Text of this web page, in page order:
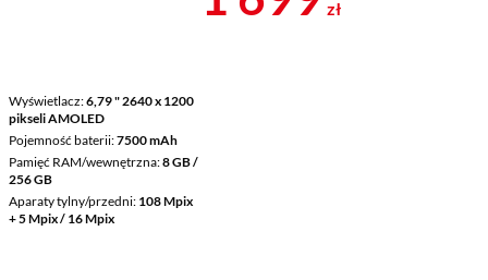
Wyświetlacz 6,79 " 2640 x 1200
pikseli AMOLED
Pojemność baterii 7500 mAh
Pamięć RAM/wewnętrzna 8 GB /
256 GB
Aparaty tylny/przedni 108 Mpix
+ 5 Mpix / 16 Mpix
zł